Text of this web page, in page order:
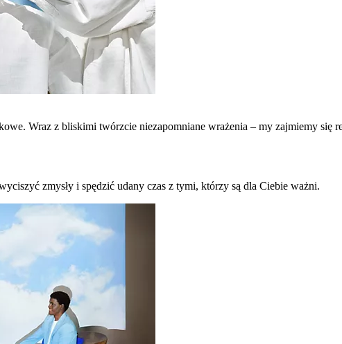
Wraz z bliskimi twórzcie niezapomniane wrażenia – my zajmiemy się
zmysły i spędzić udany czas z tymi, którzy są dla Ciebie ważni.